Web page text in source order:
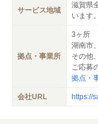
サービス地域
滋賀県
います。
拠点・事業所
3ヶ所
湖南市
その他
ご応募
拠点・
会社URL https://